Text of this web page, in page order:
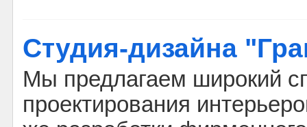
Студия-дизайна
Мы предлагаем широкий
проектирования